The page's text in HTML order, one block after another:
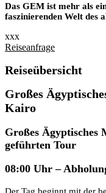
Das GEM ist mehr als
faszinierenden Welt des
xxx
Reiseanfrage
Reiseübersicht
Großes
Kairo
Großes Ägyptisches
geführten Tour
08:00 Uhr –